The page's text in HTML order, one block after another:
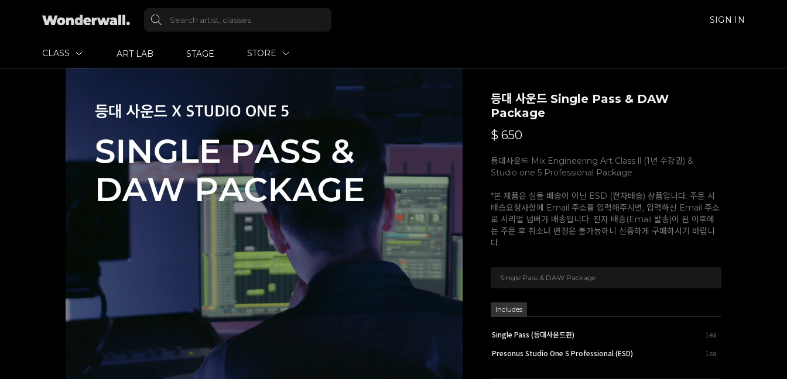
SIGN IN
CLASS ART LAB STAGE STORE
등대 사운드 Single Pass & DAW
Package
$ 650
등대사운드 Mix Engineering Art Class ll (1년 수강권) &
Studio one 5 Professional Package
*본 제품은 실물 배송이 아닌 ESD (전자배송) 상품입니다. 주문 시
배송요청사항에 Email 주소를 입력해주시면, 입력하신 Email 주소
로 시리얼 넘버가 배송됩니다. 전자 배송(Email 발송)이 된 이후에
는 주문 후 취소나 변경은 불가능하니 신중하게 구매하시기 바랍니
다.
Single Pass & DAW Package
Includes
Single Pass (등대사운드편)
1ea
Presonus Studio One 5 Professional (ESD)
1ea